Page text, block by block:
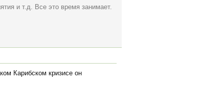
и т.д. Все это время занимает.
Карибском кризисе он